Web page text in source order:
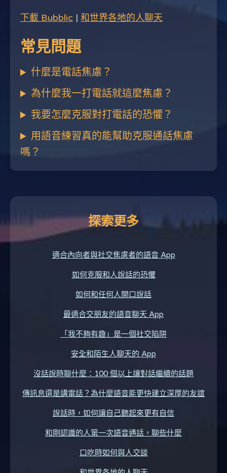
下載 Bubblic | 和世界各地的人聊天
常見問題
什麼是電話焦慮？
為什麼我一打電話就這麼焦慮？
我要怎麼克服對打電話的恐懼？
用語音練習真的能幫助克服通話焦慮
嗎？
探索更多
適合內向者與社交焦慮者的語音 App
如何克服和人說話的恐懼
如何和任何人開口說話
最適合交朋友的語音聊天 App
「我不夠有趣」是一個社交陷阱
安全和陌生人聊天的 App
沒話說時聊什麼：100 個以上讓對話繼續的話題
傳訊息還是講電話？為什麼語音能更快建立深厚的友誼
說話時，如何讓自己聽起來更有自信
和剛認識的人第一次語音通話，聊些什麼
口吃時如何與人交談